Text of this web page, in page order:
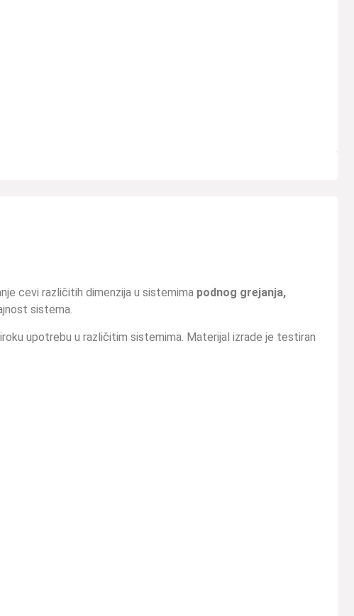
cevi različitih dimenzija u sistemima podnog grejanja,
sistema.
upotrebu u različitim sistemima. Materijal izrade je testiran